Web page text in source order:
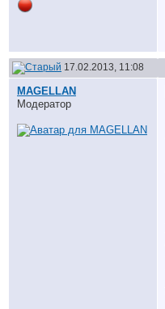
17.02.2013, 11:08
MAGELLAN
Модератор